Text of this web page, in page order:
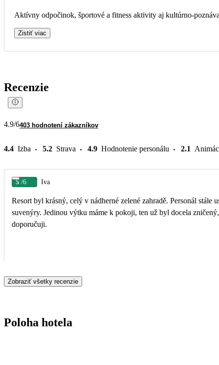
Aktívny odpočinok, športové a fitness aktivity aj kultúrno-
Zistiť viac
Recenzie
4.9/6403 hodnotení zákazníkov
4.4 Izba 5.2 Strava 4.9 Hodnotenie personálu 2.1
5 /6 Iva
Resort byl krásný, celý v nádherné zelené zahradě. Personál
suvenýry. Jedinou výtku máme k pokoji, ten už byl docela
doporučuji.
Zobraziť všetky recenzie
Poloha hotela